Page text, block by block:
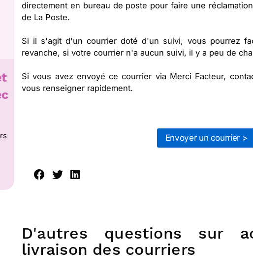
directement en bureau de poste pour faire une
de La Poste.
Si il s'agit d'un courrier doté d'un suivi, vous pourrez
revanche, si votre courrier n'a aucun suivi, il y a peu de
Si vous avez envoyé ce courrier via Merci Facteur,
vous renseigner rapidement.
Envoyer un courrier >
D'autres questions sur
livraison des courriers